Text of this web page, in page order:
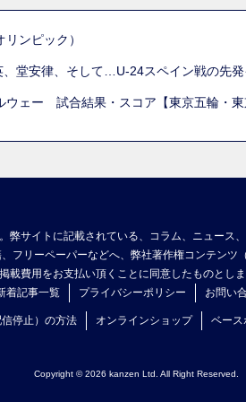
ンピック）
堂安律、そして…U-24スペイン戦の先
ェー 試合結果・スコア【東京五輪・東
弊サイトに記載されている、コラム、ニュー
フリーペーパーなどへ、弊社著作権コンテン
費用をお支払い頂くことに同意したものとしま
着記事一覧 プライバシーポリシー お問い
停止）の方法 オンラインショップ ベース
Copyright © 2026 kanzen Ltd. All Right Reserved.